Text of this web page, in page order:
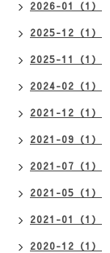
2026-01（1）
2025-12（1）
2025-11（1）
2024-02（1）
2021-12（1）
2021-09（1）
2021-07（1）
2021-05（1）
2021-01（1）
2020-12（1）